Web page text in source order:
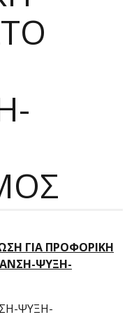
ΓΙΑ ΠΡΟΦΟΡΙΚΗ
ΨΥΞΗ-
ΨΥΞΗ-